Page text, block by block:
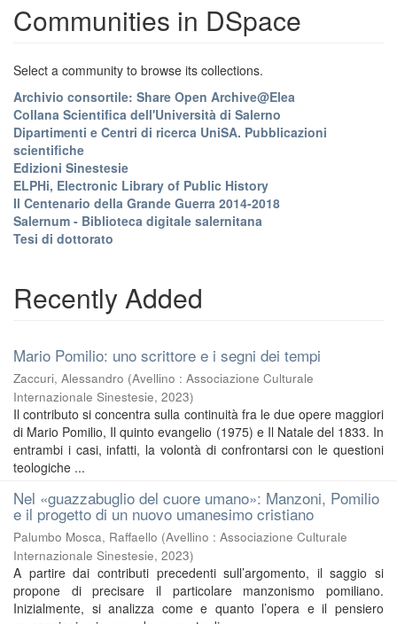
Communities in DSpace
Select a community to browse its collections.
Archivio consortile: Share Open Archive@Elea
Collana Scientifica dell'Università di Salerno
Dipartimenti e Centri di ricerca UniSA. Pubblicazioni
scientifiche
Edizioni Sinestesie
ELPHi, Electronic Library of Public History
Il Centenario della Grande Guerra 2014-2018
Salernum - Biblioteca digitale salernitana
Tesi di dottorato
Recently Added
Mario Pomilio: uno scrittore e i segni dei tempi
Zaccuri, Alessandro (Avellino : Associazione Culturale
Internazionale Sinestesie, 2023)
Il contributo si concentra sulla continuità fra le due opere maggiori
di Mario Pomilio, Il quinto evangelio (1975) e Il Natale del 1833. In
entrambi i casi, infatti, la volontà di confrontarsi con le questioni
teologiche ...
Nel «guazzabuglio del cuore umano»: Manzoni, Pomilio
e il progetto di un nuovo umanesimo cristiano
Palumbo Mosca, Raffaello (Avellino : Associazione Culturale
Internazionale Sinestesie, 2023)
A partire dai contributi precedenti sull’argomento, il saggio si
propone di precisare il particolare manzonismo pomiliano.
Inizialmente, si analizza come e quanto l’opera e il pensiero